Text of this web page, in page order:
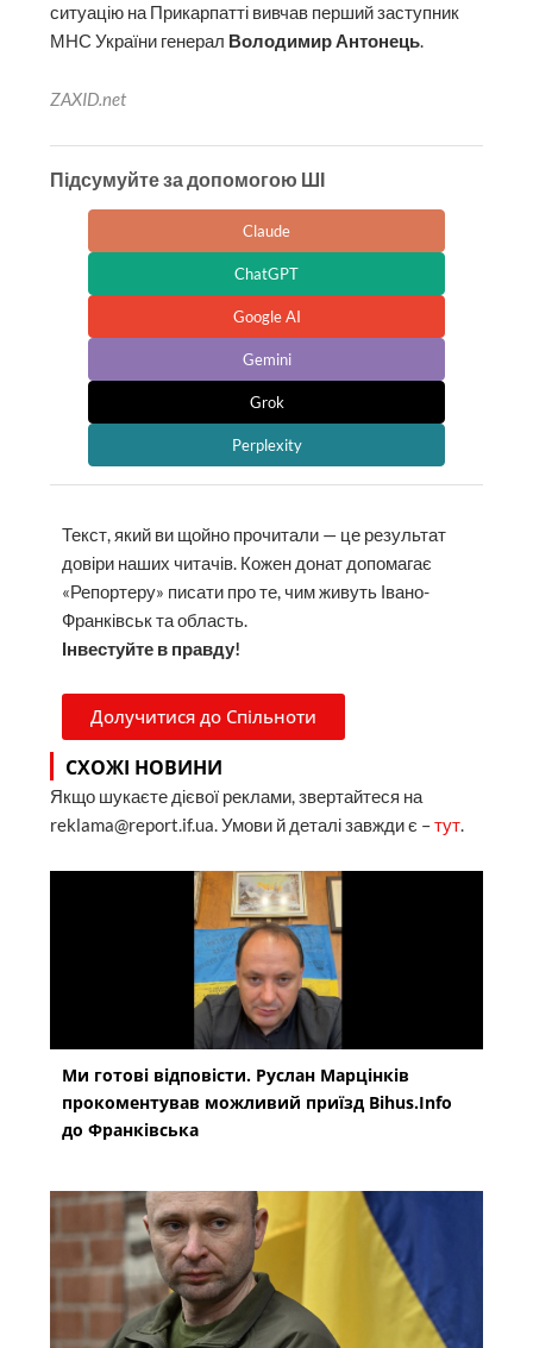
ситуацію на Прикарпатті вивчав перший заступник
МНС України генерал Володимир Антонець.
ZAXID.net
Підсумуйте за допомогою ШІ
Claude
ChatGPT
Google AI
Gemini
Grok
Perplexity
Текст, який ви щойно прочитали — це результат
довіри наших читачів. Кожен донат допомагає
«Репортеру» писати про те, чим живуть Івано-
Франківськ та область.
Інвестуйте в правду!
Долучитися до Спільноти
СХОЖІ НОВИНИ
Якщо шукаєте дієвої реклами, звертайтеся на
reklama@report.if.ua. Умови й деталі завжди є –тут.
Ми готові відповісти. Руслан Марцінків
прокоментував можливий приїзд Bihus.Info
до Франківська